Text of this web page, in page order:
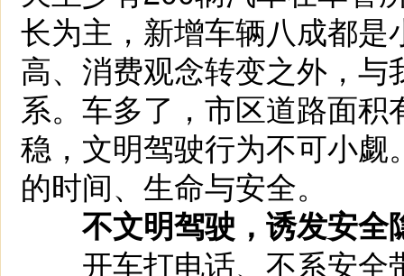
长为主，新增车辆八成都
高、消费观念转变之外，
系。车多了，市区道路面
稳，文明驾驶行为不可小
的时间、生命与安全。
不文明驾驶，诱发安全
开车打电话、不系安全